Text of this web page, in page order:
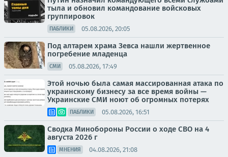
тыла и обновил командование войсковых
группировок
ПАБЛИКИ 05.08.2026, 20:05
Под алтарем храма Зевса нашли жертвенное
погребение младенца
СМИ 05.08.2026, 17:49
Этой ночью была самая массированная атака по
украинскому бизнесу за все время войны —
Украинские СМИ ноют об огромных потерях
ПАБЛИКИ 05.08.2026, 16:51
Сводка Минобороны России о ходе СВО на 4
августа 2026 г
МНЕНИЯ 04.08.2026, 21:08